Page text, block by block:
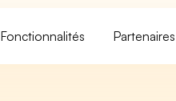
Fonctionnalités Partenaires